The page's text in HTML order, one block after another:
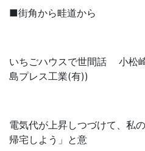
■街角から畦道から
いちごハウスで世間話 小松
島プレス工業(有))
電気代が上昇しつづけて、私
帰宅しよう」と意